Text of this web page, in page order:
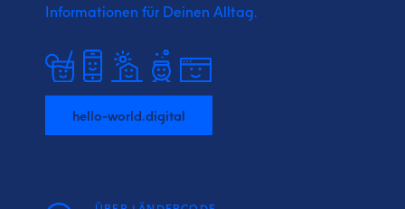
Informationen für Deinen Alltag.
hello-world.digital